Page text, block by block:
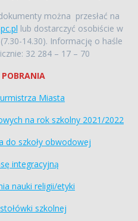
można przesłać na
lub dostarczyć osobiście w
14.30). Informację o haśle
32 284 – 17 – 70
Miasta
na rok szkolny 2021/2022
do szkoły obwodowej
integracyjną
nauki religii/etyki
szkolnej